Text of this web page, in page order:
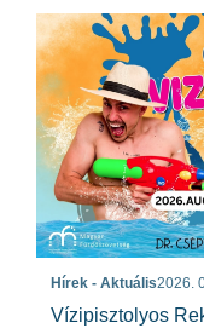
Hírek - Aktuális2026.
Vízipisztolyos